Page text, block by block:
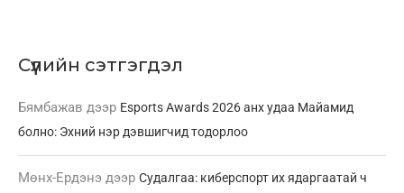
Сүүлийн сэтгэгдэл
Бямбажав дээр Esports Awards 2026 анх удаа Майамид
болно: Эхний нэр дэвшигчид тодорлоо
Мөнх-Ердэнэ дээр Судалгаа: киберспорт их ядаргаатай ч